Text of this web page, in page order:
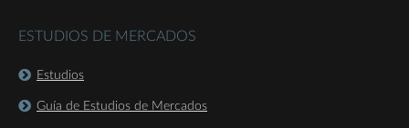
ESTUDIOS DE MERCADOS
Estudios
Guía de Estudios de Mercados